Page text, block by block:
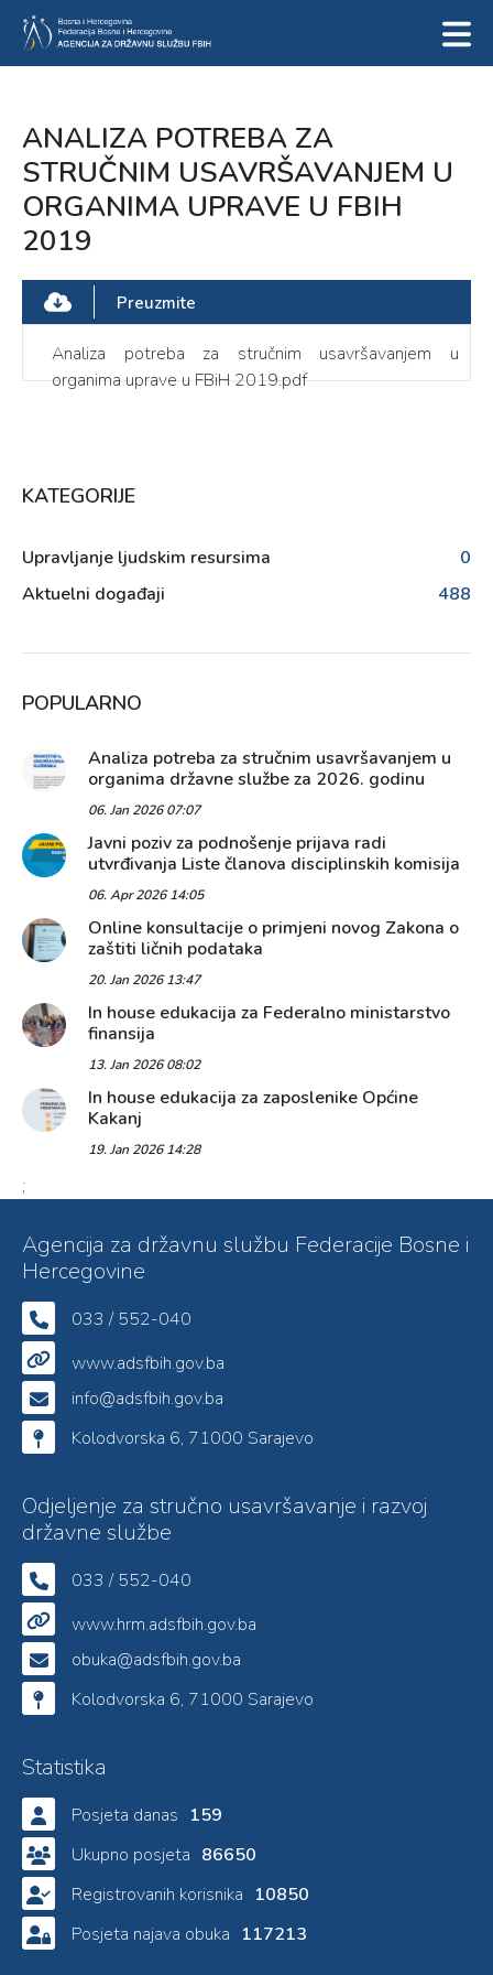
ANALIZA POTREBA ZA
STRUČNIM USAVRŠAVANJEM U
ORGANIMA UPRAVE U FBIH
2019
Preuzmite
Analiza potreba za stručnim usavršavanjem u
organima uprave u FBiH 2019.pdf
KATEGORIJE
Upravljanje ljudskim resursima
0
Aktuelni događaji
488
POPULARNO
Analiza potreba za stručnim usavršavanjem u
organima državne službe za 2026. godinu
06. Jan 2026 07:07
Javni poziv za podnošenje prijava radi
utvrđivanja Liste članova disciplinskih komisija
06. Apr 2026 14:05
Online konsultacije o primjeni novog Zakona o
zaštiti ličnih podataka
20. Jan 2026 13:47
In house edukacija za Federalno ministarstvo
finansija
13. Jan 2026 08:02
In house edukacija za zaposlenike Općine
Kakanj
19. Jan 2026 14:28
;
Agencija za državnu službu Federacije Bosne i
Hercegovine
033 / 552-040
www.adsfbih.gov.ba
info@adsfbih.gov.ba
Kolodvorska 6, 71000 Sarajevo
Odjeljenje za stručno usavršavanje i razvoj
državne službe
033 / 552-040
www.hrm.adsfbih.gov.ba
obuka@adsfbih.gov.ba
Kolodvorska 6, 71000 Sarajevo
Statistika
Posjeta danas 159
Ukupno posjeta 86650
Registrovanih korisnika 10850
Posjeta najava obuka 117213